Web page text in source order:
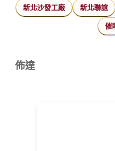
新北沙發工廠 新北聯誼
催
佈達